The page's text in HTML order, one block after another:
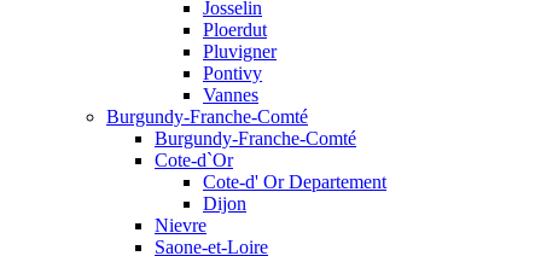
Josselin
Ploerdut
Pluvigner
Pontivy
Vannes
Burgundy-Franche-Comté
Burgundy-Franche-Comté
Cote-d`Or
Cote-d' Or Departement
Dijon
Nievre
Saone-et-Loire